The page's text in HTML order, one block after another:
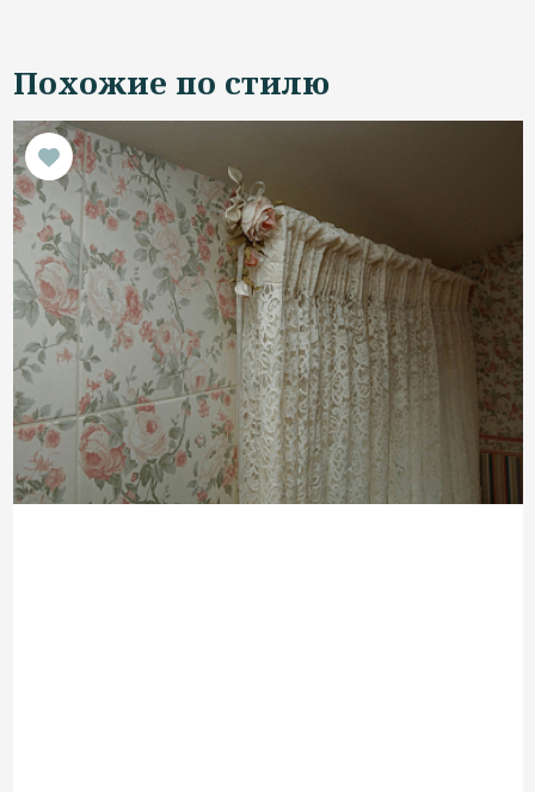
Похожие по стилю